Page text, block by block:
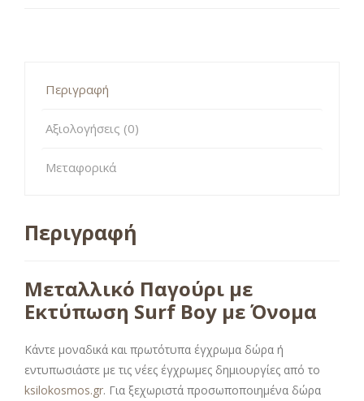
Περιγραφή
Αξιολογήσεις (0)
Μεταφορικά
Περιγραφή
Μεταλλικό Παγούρι με
Εκτύπωση Surf Boy με Όνομα
Κάντε μοναδικά και πρωτότυπα έγχρωμα δώρα ή
εντυπωσιάστε με τις νέες έγχρωμες δημιουργίες από το
ksilokosmos.gr. Για ξεχωριστά προσωποποιημένα δώρα